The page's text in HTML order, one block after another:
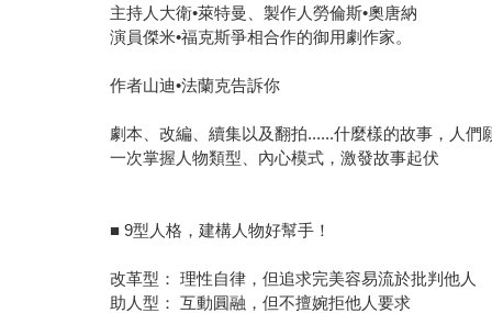
主持人大衛•萊特曼、製作人勞倫斯•奧唐納
演員傑米•福克斯爭相合作的御用劇作家。
作者山迪•法蘭克告訴你
劇本、改編、續集以及翻拍......什麼樣的故事，人們
一次掌握人物類型、內心模式，激發故事起伏
■ 9型人格，建構人物好幫手！
改革型： 理性自律，但追求完美容易流於批判他人
助人型： 互動圓融，但不擅婉拒他人要求